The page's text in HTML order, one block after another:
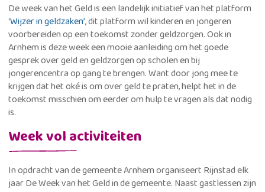
De week van het Geld is een landelijk initiatief van het platform
‘Wijzer in geldzaken’, dit platform wil kinderen en jongeren
voorbereiden op een toekomst zonder geldzorgen. Ook in
Arnhem is deze week een mooie aanleiding om het goede
gesprek over geld en geldzorgen op scholen en bij
jongerencentra op gang te brengen. Want door jong mee te
krijgen dat het oké is om over geld te praten, helpt het in de
toekomst misschien om eerder om hulp te vragen als dat nodig
is.
Week vol activiteiten
In opdracht van de gemeente Arnhem organiseert Rijnstad elk
jaar De Week van het Geld in de gemeente. Naast gastlessen zijn